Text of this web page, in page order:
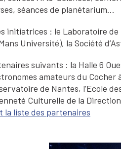
séances de planétarium…
: le Laboratoire de
Université), la Société
suivants : la Halle 6
amateurs du
de Nantes, l’Ecole
Culturelle de la
la liste des partenaires